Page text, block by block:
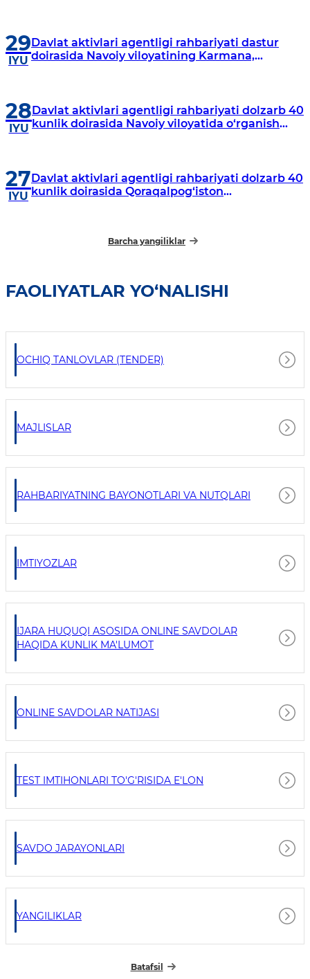
29
IYU
Davlat aktivlari agentligi rahbariyati dastur
doirasida Navoiy viloyatining Karmana,
28
IYU
Davlat aktivlari agentligi rahbariyati dolzarb 40
kunlik doirasida Navoiy viloyatida o‘rganish
27
IYU
Davlat aktivlari agentligi rahbariyati dolzarb 40
kunlik doirasida Qoraqalpog‘iston
Barcha yangiliklar
FAOLIYATLAR YO‘NALISHI
OCHIQ TANLOVLAR (TENDER)
MAJLISLAR
RAHBARIYATNING BAYONOTLARI VA NUTQLARI
IMTIYOZLAR
IJARA HUQUQI ASOSIDA ONLINE SAVDOLAR
HAQIDA KUNLIK MA'LUMOT
ONLINE SAVDOLAR NATIJASI
TEST IMTIHONLARI TO'G'RISIDA E'LON
SAVDO JARAYONLARI
YANGILIKLAR
Batafsil